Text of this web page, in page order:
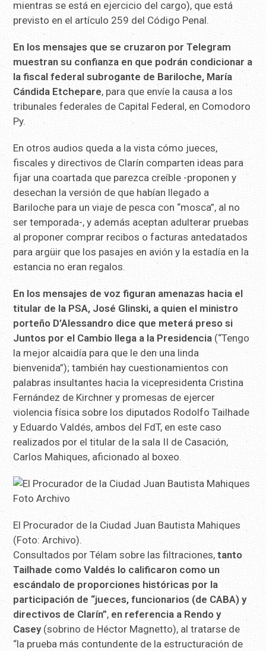
mientras se está en ejercicio del cargo), que está
previsto en el artículo 259 del Código Penal.
En los mensajes que se cruzaron por Telegram
muestran su confianza en que podrán condicionar a
la fiscal federal subrogante de Bariloche, María
Cándida Etchepare, para que envíe la causa a los
tribunales federales de Capital Federal, en Comodoro
Py.
En otros audios queda a la vista cómo jueces,
fiscales y directivos de Clarín comparten ideas para
fijar una coartada que parezca creíble -proponen y
desechan la versión de que habían llegado a
Bariloche para un viaje de pesca con “mosca”, al no
ser temporada-, y además aceptan adulterar pruebas
al proponer comprar recibos o facturas antedatados
para argüir que los pasajes en avión y la estadía en la
estancia no eran regalos.
En los mensajes de voz figuran amenazas hacia el
titular de la PSA, José Glinski, a quien el ministro
porteño D’Alessandro dice que meterá preso si
Juntos por el Cambio llega a la Presidencia (“Tengo
la mejor alcaidía para que le den una linda
bienvenida”); también hay cuestionamientos con
palabras insultantes hacia la vicepresidenta Cristina
Fernández de Kirchner y promesas de ejercer
violencia física sobre los diputados Rodolfo Tailhade
y Eduardo Valdés, ambos del FdT, en este caso
realizados por el titular de la sala II de Casación,
Carlos Mahiques, aficionado al boxeo.
El Procurador de la Ciudad Juan Bautista Mahiques
(Foto: Archivo).
Consultados por Télam sobre las filtraciones, tanto
Tailhade como Valdés lo calificaron como un
escándalo de proporciones históricas por la
participación de “jueces, funcionarios (de CABA) y
directivos de Clarín”, en referencia a Rendo y
Casey(sobrino de Héctor Magnetto), al tratarse de
“la prueba más contundente de la estructuración de